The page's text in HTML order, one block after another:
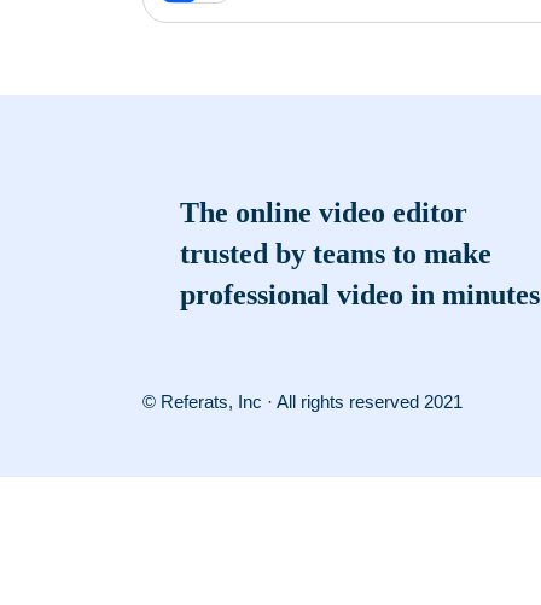
The online video editor
trusted by teams to make
professional video in minutes
© Referats, Inc · All rights reserved 2021